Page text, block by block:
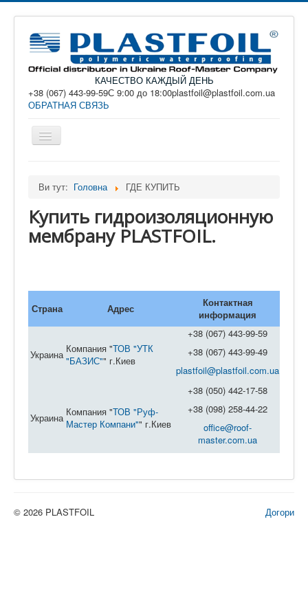
КАЧЕСТВО КАЖДЫЙ ДЕНЬ
+38 (067) 443-99-59С 9:00 до 18:00plastfoil@plastfoil.com.ua
ОБРАТНАЯ СВЯЗЬ
Перемикач
навігації
ПРИМЕНЕНИЕ
ДОКУМЕНТАЦИЯ
ОБЪЕКТЫ
КОНТАКТЫ
Ви тут: Головна ГДЕ КУПИТЬ
Купить гидроизоляционную
мембрану PLASTFOIL.
Страна Адрес
Контактная
информация
Украина Компания "ТОВ "УТК
"БАЗИС"" г.Киев
+38 (067) 443-99-59
+38 (067) 443-99-49
plastfoil@plastfoil.com.ua
Украина Компания "ТОВ "Руф-
Мастер Компани"" г.Киев
+38 (050) 442-17-58
+38 (098) 258-44-22
office@roof-
master.com.ua
Догори
© 2026 PLASTFOIL